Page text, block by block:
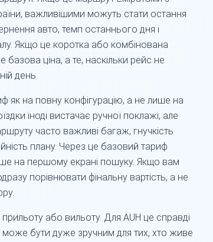
важливішими можуть стати остання
авто, темп останнього дня і
Якщо це коротка або комбінована
базова ціна, а те, наскільки рейс не
день.
як на повну конфігурацію, а не лише на
іноді вистачає ручної поклажі, але
часто важливі багаж, гнучкість
плану. Через це базовий тариф
на першому екрані пошуку. Якщо вам
порівнювати фінальну вартість, а не
або вильоту. Для AUH це справді
бути дуже зручним для тих, хто живе